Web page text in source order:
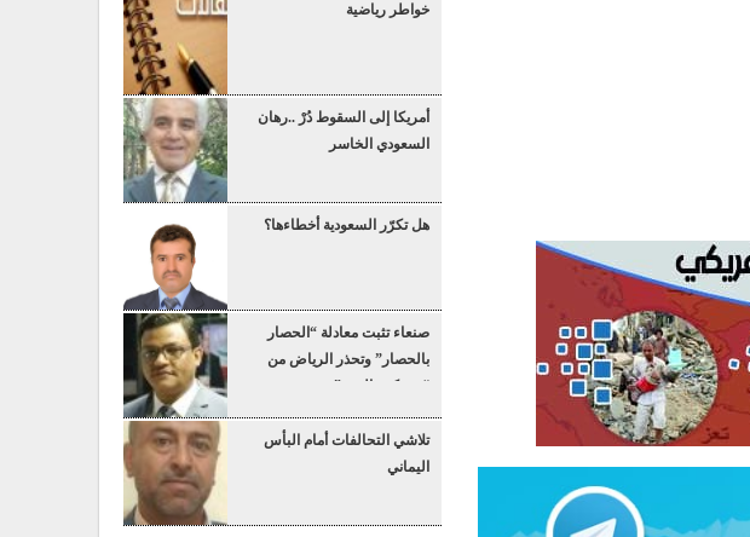
خواطر رياضية
أمريكا إلى السقوط دُرْ ..رهان
السعودي الخاسر
هل تكرّر السعودية أخطاءها؟
صنعاء تثبت معادلة “الحصار
بالحصار” وتحذر الرياض من
“عسكرة البحر”
تلاشي التحالفات أمام البأس
اليماني